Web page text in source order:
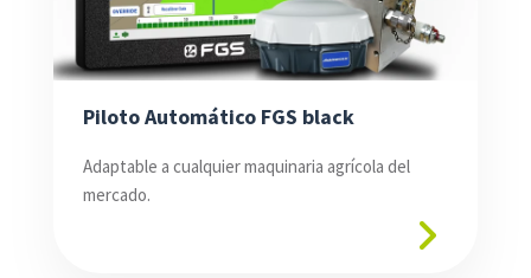
Piloto Automático FGS black
Adaptable a cualquier maquinaria agrícola del
mercado.